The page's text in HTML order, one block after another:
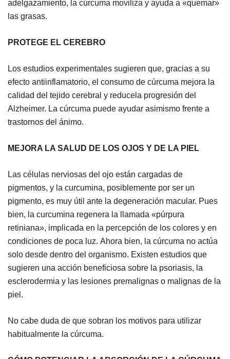
adelgazamiento, la cúrcuma moviliza y ayuda a «quemar»
las grasas.
PROTEGE EL CEREBRO
Los estudios experimentales sugieren que, gracias a su
efecto antiinflamatorio, el consumo de cúrcuma mejora la
calidad del tejido cerebral y reducela progresión del
Alzheimer. La cúrcuma puede ayudar asimismo frente a
trastornos del ánimo.
MEJORA LA SALUD DE LOS OJOS Y DE LA PIEL
Las células nerviosas del ojo están cargadas de
pigmentos, y la curcumina, posiblemente por ser un
pigmento, es muy útil ante la degeneración macular. Pues
bien, la curcumina regenera la llamada «púrpura
retiniana», implicada en la percepción de los colores y en
condiciones de poca luz. Ahora bien, la cúrcuma no actúa
solo desde dentro del organismo. Existen estudios que
sugieren una acción beneficiosa sobre la psoriasis, la
esclerodermia y las lesiones premalignas o malignas de la
piel.
No cabe duda de que sobran los motivos para utilizar
habitualmente la cúrcuma.